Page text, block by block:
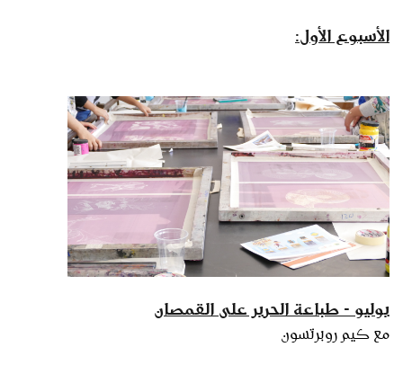
الأسبوع الأول:
يوليو - طباعة الحرير على القمصان
مع كيم روبرتسون